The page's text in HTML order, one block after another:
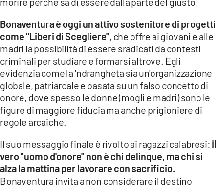
Bonaventura è oggi un attivo sostenitore di progetti
come "Liberi di Scegliere", che offre ai giovani e alle
madri la possibilità di essere sradicati da contesti
criminali per studiare e formarsi altrove. Egli
evidenzia come la 'ndrangheta sia un'organizzazione
globale, patriarcale e basata su un falso concetto di
onore, dove spesso le donne (mogli e madri) sono le
figure di maggiore fiducia ma anche prigioniere di
regole arcaiche.
Il suo messaggio finale è rivolto ai ragazzi calabresi: il
vero "uomo d'onore" non è chi delinque, ma chi si
alza la mattina per lavorare con sacrificio.
Bonaventura invita a non considerare il destino